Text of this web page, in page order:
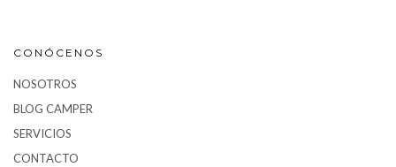
CONÓCENOS
NOSOTROS
BLOG CAMPER
SERVICIOS
CONTACTO